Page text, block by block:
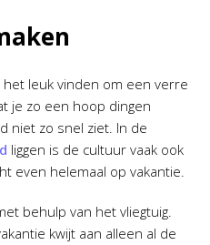
leuk vinden om een verre
je zo een hoop dingen
niet zo snel ziet. In de
liggen is de cultuur vaak ook
even helemaal op vakantie.
behulp van het vliegtuig.
kwijt aan alleen al de